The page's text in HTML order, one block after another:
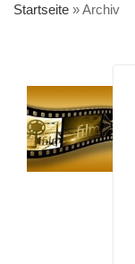
Startseite »Archiv